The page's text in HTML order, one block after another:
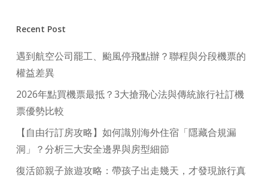
Recent Post
遇到航空公司罷工、颱風停飛點辦？聯程與分段機票的
權益差異
2026年點買機票最抵？3大搶飛心法與傳統旅行社訂機
票優勢比較
【自由行訂房攻略】如何識別海外住宿「隱藏合規漏
洞」？分析三大安全邊界與房型細節
復活節親子旅遊攻略：帶孩子出走幾天，才發現旅行真